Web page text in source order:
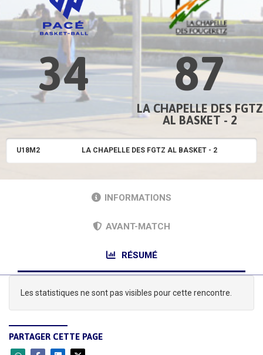
34 87
LA CHAPELLE DES FGTZ
AL BASKET - 2
U18M2 LA CHAPELLE DES FGTZ AL BASKET - 2
INFORMATIONS
AVANT-MATCH
RÉSUMÉ
Les statistiques ne sont pas visibles pour cette rencontre.
PARTAGER CETTE PAGE